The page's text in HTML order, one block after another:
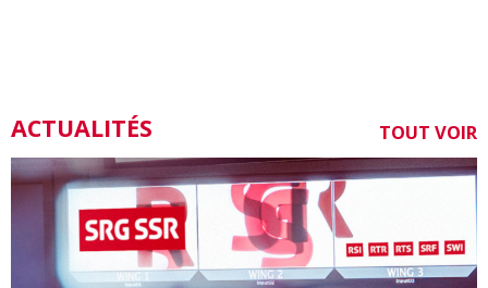
ACTUALITÉS TOUT VOIR